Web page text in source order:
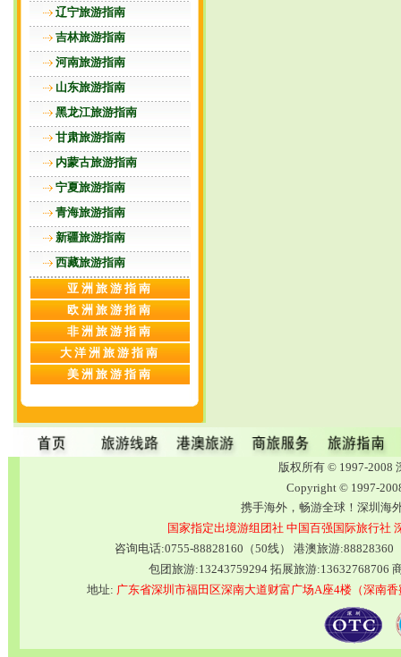
辽宁旅游指南
吉林旅游指南
河南旅游指南
山东旅游指南
黑龙江旅游指南
甘肃旅游指南
内蒙古旅游指南
宁夏旅游指南
青海旅游指南
新疆旅游指南
西藏旅游指南
亚洲旅游指南
欧洲旅游指南
非洲旅游指南
大洋洲旅游指南
美洲旅游指南
版权所有 © 1997-2008
Copyright © 1997-
携手海外，畅游全球！深圳海
国家指定出境游组团社 中国百强国际旅行社
咨询电话:0755-88828160（50线） 港澳旅游
包团旅游:13243759294 拓展旅游:13632768706
地址: 广东省深圳市福田区深南大道财富广场A座4楼（深南